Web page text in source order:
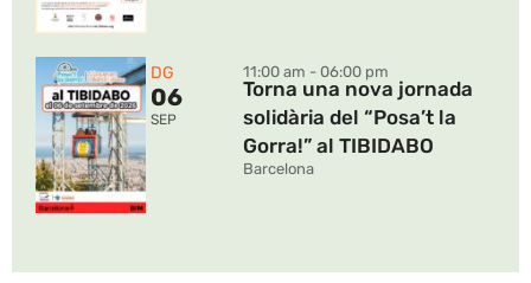
DG
06
SEP
11:00 am - 06:00 pm
Torna una nova jornada
solidària del “Posa’t la
Gorra!” al TIBIDABO
Barcelona